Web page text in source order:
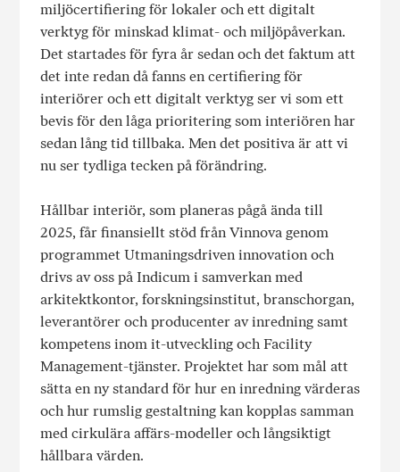
miljöcertifiering för lokaler och ett digitalt
verktyg för minskad klimat- och miljöpåverkan.
Det startades för fyra år sedan och det faktum att
det inte redan då fanns en certifiering för
interiörer och ett digitalt verktyg ser vi som ett
bevis för den låga prioritering som interiören har
sedan lång tid tillbaka. Men det positiva är att vi
nu ser tydliga tecken på förändring.
Hållbar interiör, som planeras pågå ända till
2025, får finansiellt stöd från Vinnova genom
programmet Utmaningsdriven innovation och
drivs av oss på Indicum i samverkan med
arkitektkontor, forskningsinstitut, branschorgan,
leverantörer och producenter av inredning samt
kompetens inom it-utveckling och Facility
Management-tjänster. Projektet har som mål att
sätta en ny standard för hur en inredning värderas
och hur rumslig gestaltning kan kopplas samman
med cirkulära affärs-modeller och långsiktigt
hållbara värden.